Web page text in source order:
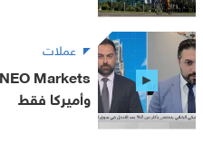
عملات
وأميركا فقط